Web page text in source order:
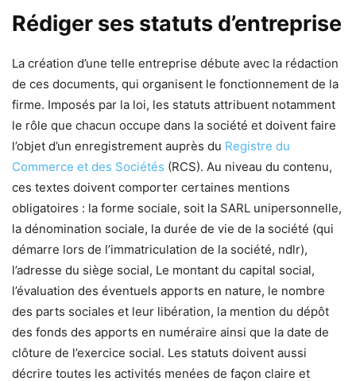
Rédiger ses statuts d’entreprise
La création d’une telle entreprise débute avec la rédaction
de ces documents, qui organisent le fonctionnement de la
firme. Imposés par la loi, les statuts attribuent notamment
le rôle que chacun occupe dans la société et doivent faire
l’objet d’un enregistrement auprès du Registre du
Commerce et des Sociétés (RCS). Au niveau du contenu,
ces textes doivent comporter certaines mentions
obligatoires : la forme sociale, soit la SARL unipersonnelle,
la dénomination sociale, la durée de vie de la société (qui
démarre lors de l’immatriculation de la société, ndlr),
l’adresse du siège social, Le montant du capital social,
l’évaluation des éventuels apports en nature, le nombre
des parts sociales et leur libération, la mention du dépôt
des fonds des apports en numéraire ainsi que la date de
clôture de l’exercice social. Les statuts doivent aussi
décrire toutes les activités menées de façon claire et